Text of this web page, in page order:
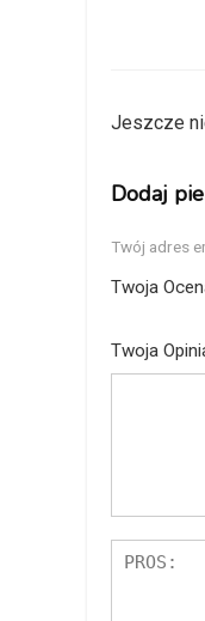
Jeszcze
Dodaj
Twój adres
Twoja
Twoja